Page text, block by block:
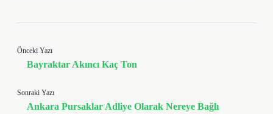
Önceki Yazı
Bayraktar Akıncı Kaç Ton
Sonraki Yazı
Ankara Pursaklar Adliye Olarak Nereye Bağlı